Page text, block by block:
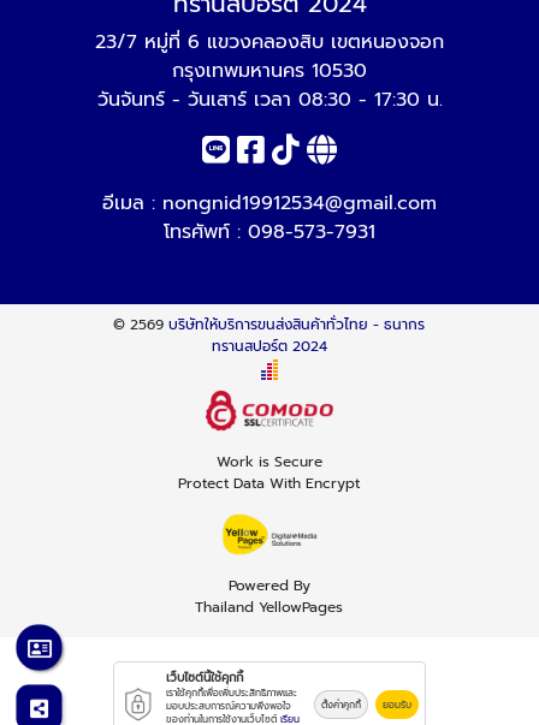
23/7 หมู่ที่ 6 แขวงคลองสิบ เขตหนองจอก
กรุงเทพมหานคร 10530
วันจันทร์ - วันเสาร์ เวลา 08:30 - 17:30 น.
อีเมล : nongnid19912534@gmail.com
โทรศัพท์ : 098-573-7931
© 2569บริษัทให้บริการขนส่งสินค้าทั่วไทย - ธนากร
ทรานสปอร์ต 2024
Work is Secure
Protect Data With Encrypt
Powered By
Thailand YellowPages
เว็บไซต์นี้ใช้คุกกี้
เราใช้คุกกี้เพื่อเพิ่มประสิทธิภาพและ
มอบประสบการณ์ความพึงพอใจ
ของท่านในการใช้งานเว็บไซต์ เรียน
ตั้งค่าคุกกี้ ยอมรับ